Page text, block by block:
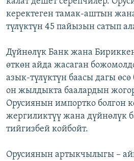
керектеген тамак-аштын
түлүктүн 45 пайызын сатып
Дүйнөлүк Банк жана
өткөн айда жасаган
азык-түлүктүн баасы дагы
он жылдыкта баалардын
Орусиянын импортко болгон
жергиликтүү жана дүйнөлүк
тийгизбей койбойт.
Орусиянын артыкчылыгы –